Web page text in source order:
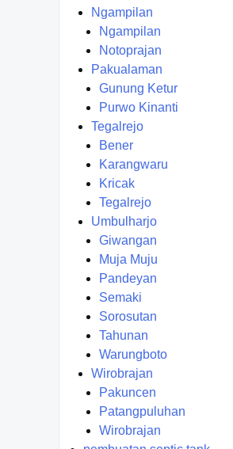
Ngampilan
Ngampilan
Notoprajan
Pakualaman
Gunung Ketur
Purwo Kinanti
Tegalrejo
Bener
Karangwaru
Kricak
Tegalrejo
Umbulharjo
Giwangan
Muja Muju
Pandeyan
Semaki
Sorosutan
Tahunan
Warungboto
Wirobrajan
Pakuncen
Patangpuluhan
Wirobrajan